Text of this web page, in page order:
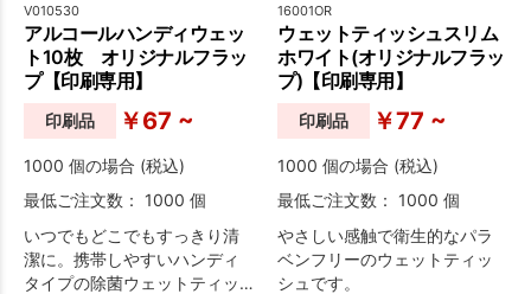
V010530
アルコールハンディウェッ
ト10枚 オリジナルフラッ
プ【印刷専用】
印刷品 ￥67 ~
1000 個の場合 (税込)
最低ご注文数： 1000 個
いつでもどこでもすっきり清
潔に。携帯しやすいハンディ
タイプの除菌ウェットティッ
16001OR
ウェットティッシュスリム
ホワイト(オリジナルフラッ
プ)【印刷専用】
印刷品 ￥77 ~
1000 個の場合 (税込)
最低ご注文数： 1000 個
やさしい感触で衛生的なパラ
ベンフリーのウェットティッ
シュです。